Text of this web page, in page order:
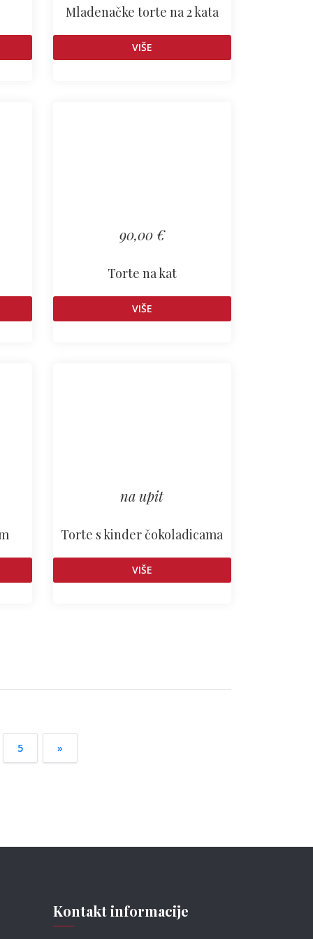
Mladenačke torte na 2 kata
VIŠE
90,00 €
Torte na kat
VIŠE
na upit
Torte s kinder čokoladicama
VIŠE
5 »
Kontakt informacije